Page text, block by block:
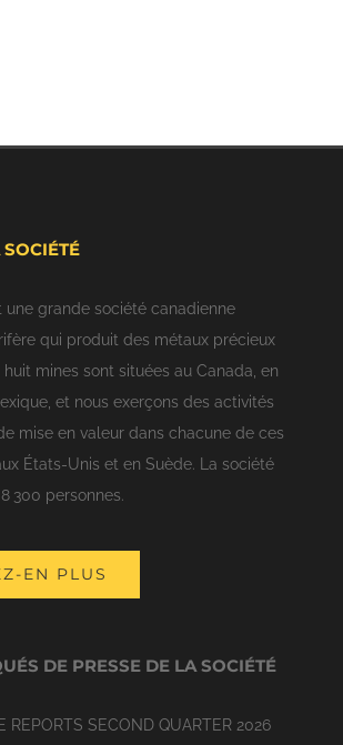
une grande société canadienne
qui produit des métaux précieux
huit mines sont situées au Canada, en
et nous exerçons des activités
mise en valeur dans chacune de ces
États-Unis et en Suède. La société
300 personnes.
EN PLUS
DE PRESSE DE LA SOCIÉTÉ
REPORTS SECOND QUARTER 2026